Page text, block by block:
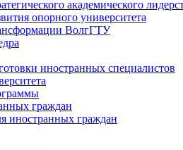
академического
опорного университета
ВолгГТУ
иностранных специалистов
граждан
иностранных граждан